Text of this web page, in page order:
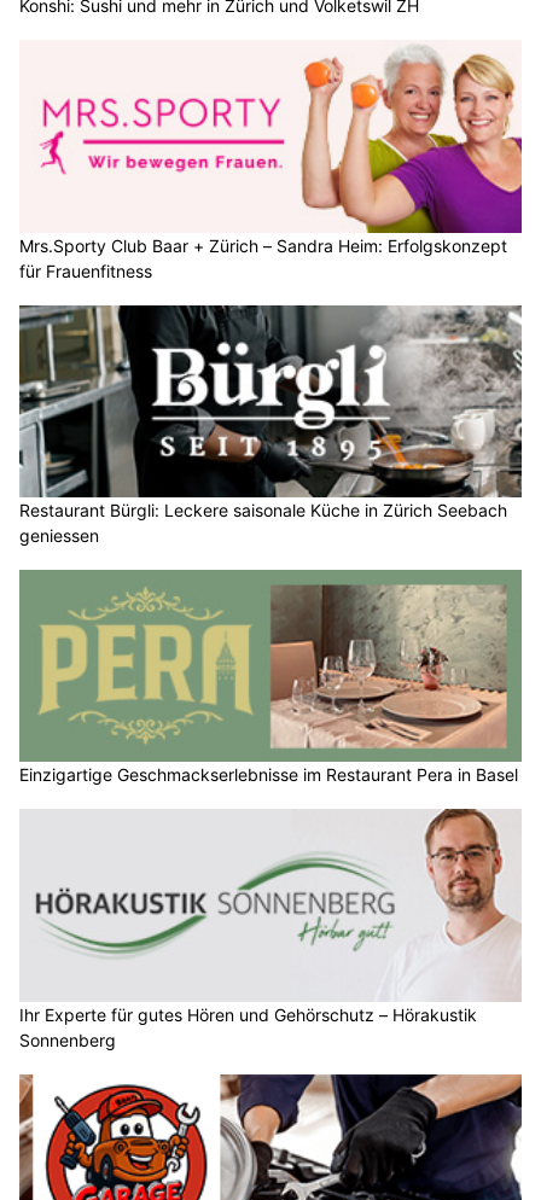
Konshi: Sushi und mehr in Zürich und Volketswil ZH
Mrs.Sporty Club Baar + Zürich – Sandra Heim: Erfolgskonzept
für Frauenfitness
Restaurant Bürgli: Leckere saisonale Küche in Zürich Seebach
geniessen
Einzigartige Geschmackserlebnisse im Restaurant Pera in Basel
Ihr Experte für gutes Hören und Gehörschutz – Hörakustik
Sonnenberg